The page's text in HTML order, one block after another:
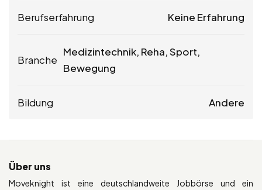
Berufserfahrung Keine Erfahrung
Branche
Medizintechnik, Reha, Sport,
Bewegung
Bildung Andere
Über uns
Moveknight ist eine deutschlandweite Jobbörse und ein